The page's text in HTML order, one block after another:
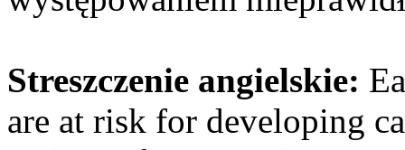
Streszczenie angielskie:
are at risk for developing